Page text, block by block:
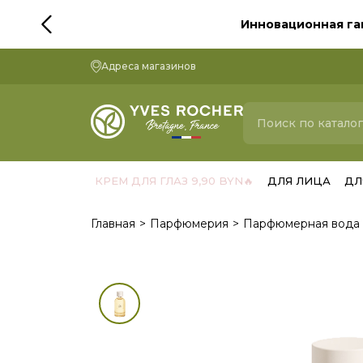
Инновационная
Адреса магазинов
КРЕМ ДЛЯ ГЛАЗ 9,90 BYN🔥 ДЛЯ ЛИЦА
Главная Парфюмерия Парфюмерная вода